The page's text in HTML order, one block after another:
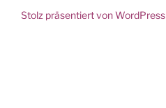
Stolz präsentiert von WordPress